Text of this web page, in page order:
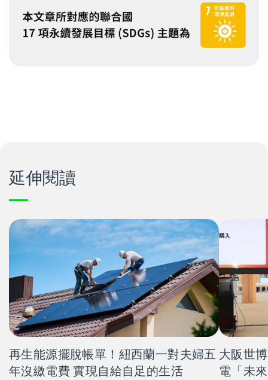
延伸閱讀
再生能源擺脫帳單！紐西蘭一對夫婦五
年沒繳電費 實現自給自足的生活
大阪世
電「未